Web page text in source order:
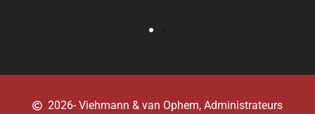
2026- Viehmann & van Ophem, Administrateurs